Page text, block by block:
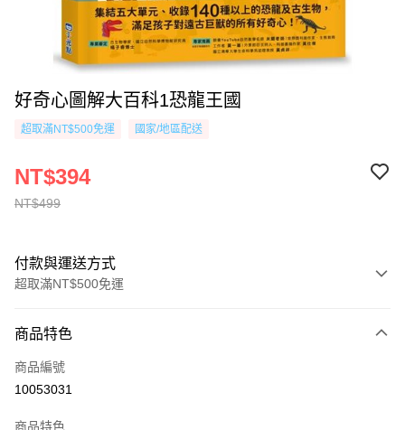
好奇心圖解大百科1恐龍王國
超取滿NT$500免運 國家/地區配送
NT$499
NT$394
付款與運送方式
超取滿NT$500免運
信用卡一次付款
超商取貨付款
商品特色
商品編號
10053031
商品特色